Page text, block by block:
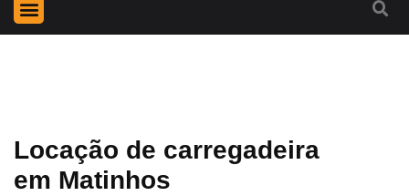
Locação de carregadeira
em Matinhos